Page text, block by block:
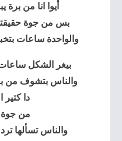
أيوا انا من برة
بس من جوة
والواحدة ساعات
بيغر الشكل
والناس بتشوف من
دا كتير
من جوة
والناس تسألها